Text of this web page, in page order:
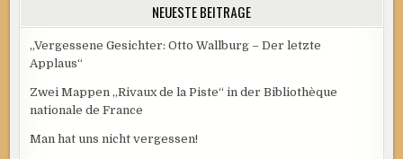
NEUESTE BEITRÄGE
„Vergessene Gesichter: Otto Wallburg – Der letzte
Applaus“
Zwei Mappen „Rivaux de la Piste“ in der Bibliothèque
nationale de France
Man hat uns nicht vergessen!